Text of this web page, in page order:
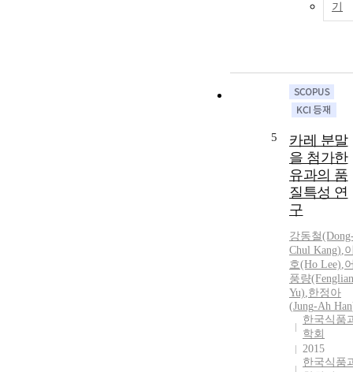
기
5
카레 분말
을 첨가한
유과의 품
질특성 연
구
강동철
Chul Kang),
호(Ho Lee),
풍량
Yu),한정 아
(Jung-Ah Han
한국식품
학회
2015
한국식품